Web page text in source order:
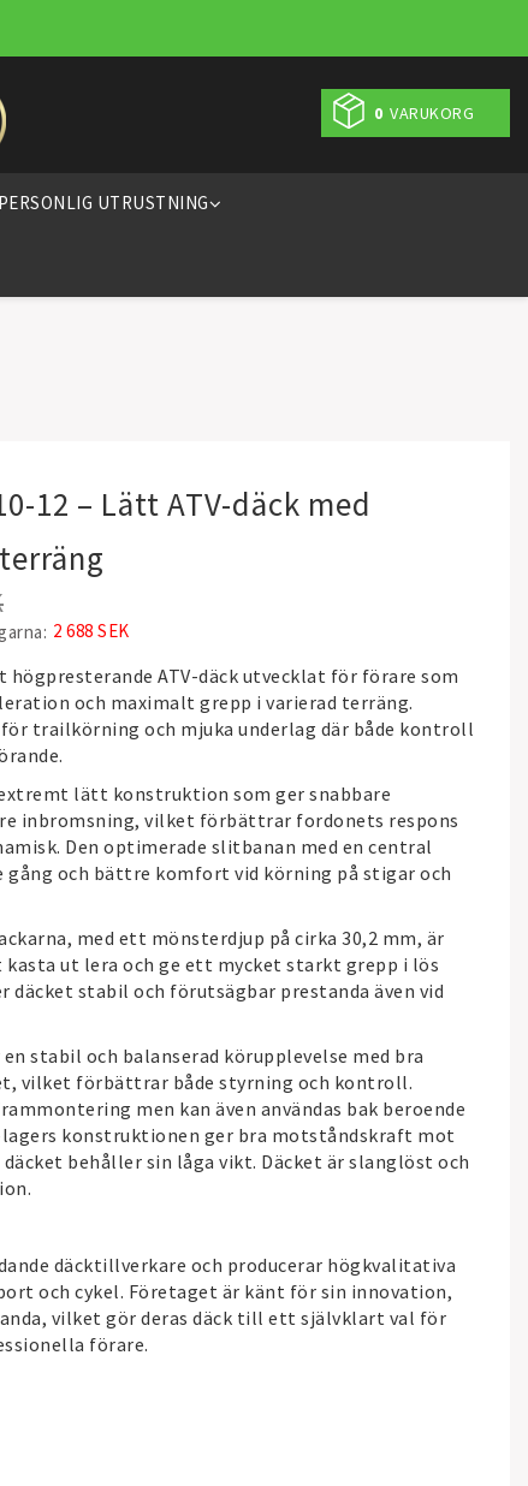
0 VARUKORG
PERSONLIG UTRUSTNING
12 – Lätt ATV-däck med
2 688 SEK
högpresterande ATV-däck utvecklat för förare som
och maximalt grepp i varierad terräng.
trailkörning och mjuka underlag där både kontroll
lätt konstruktion som ger snabbare
inbromsning, vilket förbättrar fordonets respons
Den optimerade slitbanan med en central
och bättre komfort vid körning på stigar och
med ett mönsterdjup på cirka 30,2 mm, är
ut lera och ge ett mycket starkt grepp i lös
däcket stabil och förutsägbar prestanda även vid
stabil och balanserad körupplevelse med bra
vilket förbättrar både styrning och kontroll.
men kan även användas bak beroende
lagers konstruktionen ger bra motståndskraft mot
behåller sin låga vikt. Däcket är slanglöst och
däcktillverkare och producerar högkvalitativa
och cykel. Företaget är känt för sin innovation,
vilket gör deras däck till ett självklart val för
förare.